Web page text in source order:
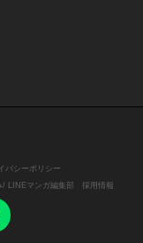
バシーポリシー
/ LINEマンガ編集部
採用情報